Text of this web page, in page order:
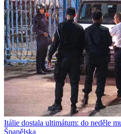
Itálie dostala ultimátum: do neděle
Španělska